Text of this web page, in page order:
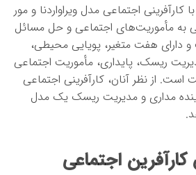
کارآفرینی اجتماعی مدل ویراواردنا و مور
به مأموریت‌های اجتماعی و حل مسائل
دارای هفت متغیر، پویایی محیطی،
ریسک، پایداری، مأموریت اجتماعی
از نظر آنان، کارآفرینی اجتماعی
مداری و مدیریت ریسک یک مدل
اجتماعی